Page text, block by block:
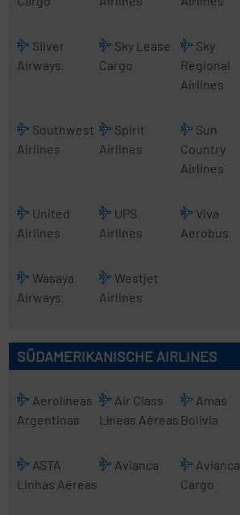
Silver
Airways
Sky Lease
Cargo
Sky
Regional
Airlines
Southwest
Airlines
Spirit
Airlines
Sun
Country
Airlines
United
Airlines
UPS
Airlines
Viva
Aerobus
Wasaya
Airways
Westjet
Airlines
SÜDAMERIKANISCHE AIRLINES
Aerolíneas
Argentinas
Air Class
Líneas Aéreas
Amas
Bolivia
ASTA
Linhas Aéreas
Avianca
Avianca
Cargo